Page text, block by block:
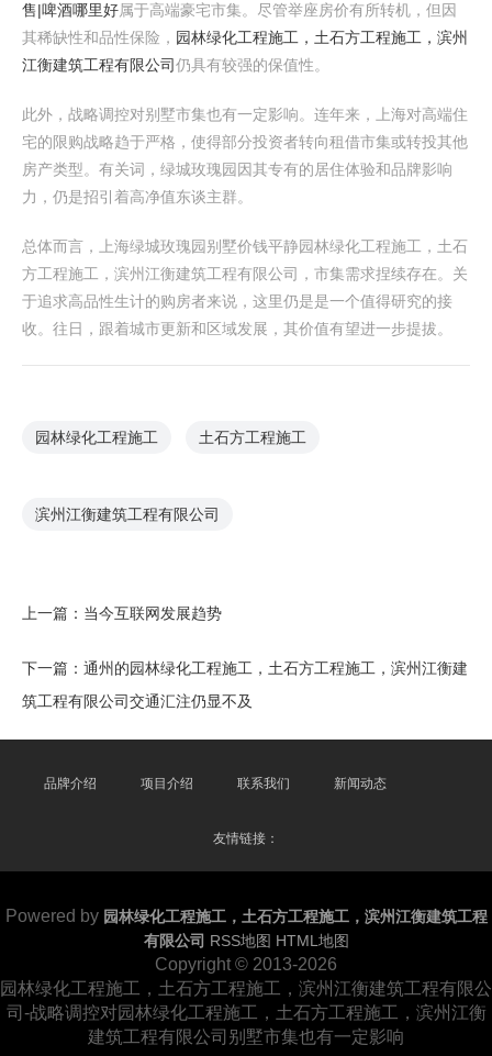
售|啤酒哪里好属于高端豪宅市集。尽管举座房价有所转机，但因
其稀缺性和品性保险， 园林绿化工程施工，土石方工程施工，滨州
江衡建筑工程有限公司仍具有较强的保值性。
此外，战略调控对别墅市集也有一定影响。连年来，上海对高端住
宅的限购战略趋于严格，使得部分投资者转向租借市集或转投其他
房产类型。有关词，绿城玫瑰园因其专有的居住体验和品牌影响
力，仍是招引着高净值东谈主群。
总体而言，上海绿城玫瑰园别墅价钱平静园林绿化工程施工，土石
方工程施工，滨州江衡建筑工程有限公司，市集需求捏续存在。关
于追求高品性生计的购房者来说，这里仍是是一个值得研究的接
收。往日，跟着城市更新和区域发展，其价值有望进一步提拔。
园林绿化工程施工 土石方工程施工
滨州江衡建筑工程有限公司
上一篇： 当今互联网发展趋势
下一篇： 通州的园林绿化工程施工，土石方工程施工，滨州江衡建
筑工程有限公司交通汇注仍显不及
品牌介绍 项目介绍 联系我们 新闻动态
友情链接：
Powered by 园林绿化工程施工，土石方工程施工，滨州江衡建筑工程
有限公司 RSS地图 HTML地图
Copyright © 2013-2026
园林绿化工程施工，土石方工程施工，滨州江衡建筑工程有限公
司-战略调控对园林绿化工程施工，土石方工程施工，滨州江衡
建筑工程有限公司别墅市集也有一定影响